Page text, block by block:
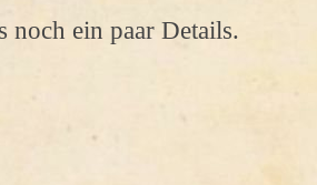
noch ein paar Details.